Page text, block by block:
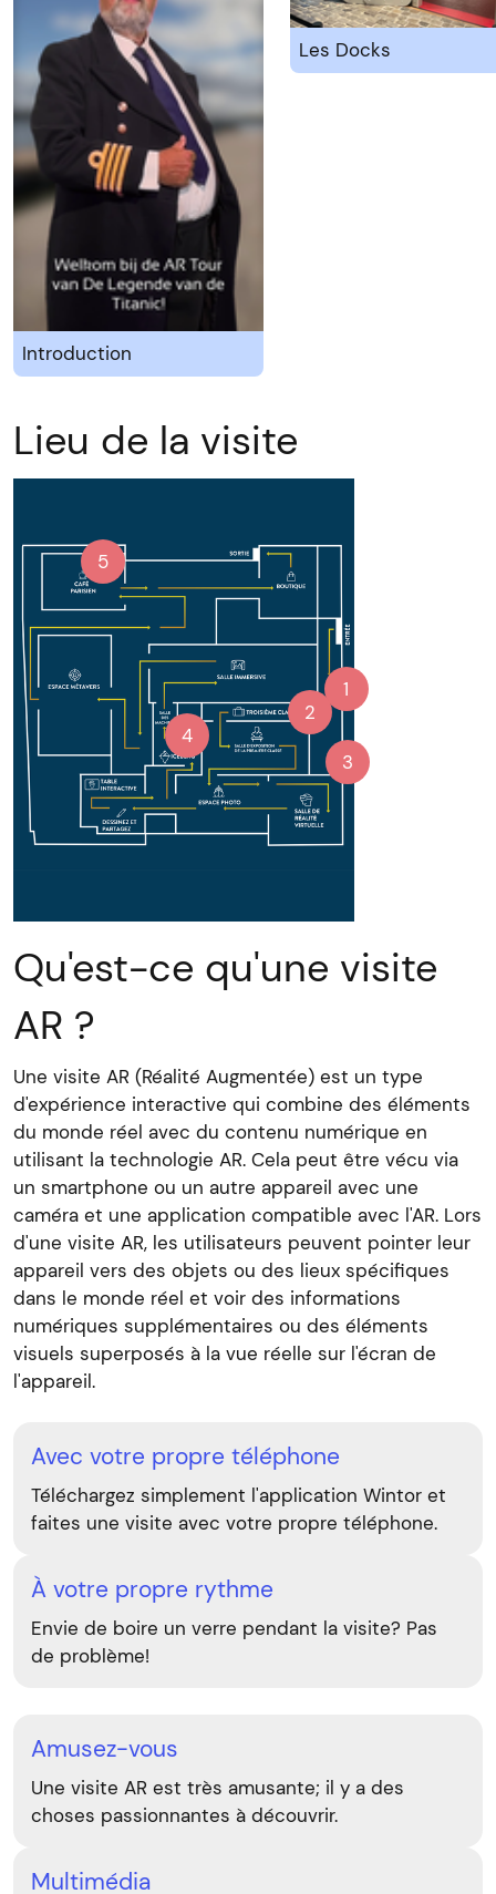
Introduction
Les Docks
Lieu de la visite
1
2
3
4
5
Qu'est-ce qu'une visite
AR ?
Une visite AR (Réalité Augmentée) est un type
d'expérience interactive qui combine des éléments
du monde réel avec du contenu numérique en
utilisant la technologie AR. Cela peut être vécu via
un smartphone ou un autre appareil avec une
caméra et une application compatible avec l'AR. Lors
d'une visite AR, les utilisateurs peuvent pointer leur
appareil vers des objets ou des lieux spécifiques
dans le monde réel et voir des informations
numériques supplémentaires ou des éléments
visuels superposés à la vue réelle sur l'écran de
l'appareil.
Avec votre propre téléphone
Téléchargez simplement l'application Wintor et
faites une visite avec votre propre téléphone.
À votre propre rythme
Envie de boire un verre pendant la visite? Pas
de problème!
Amusez-vous
Une visite AR est très amusante; il y a des
choses passionnantes à découvrir.
Multimédia